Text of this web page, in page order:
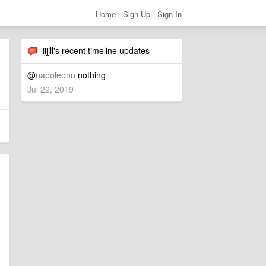
Home Sign Up Sign In
iijjll's recent timeline updates
@napoleonu nothing
Jul 22, 2019